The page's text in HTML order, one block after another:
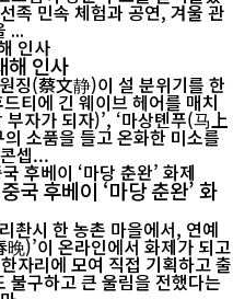
...
해 인사
징(蔡文静)이 설 분위기를 한
티에 긴 웨이브 헤어를 매치
자가 되자)’, ‘마상톈푸(马上
소품을 들고 온화한 미소를
셉...
후베이 ‘마당 춘완’ 화
촨시 한 농촌 마을에서, 연예
)’이 온라인에서 화제가 되고
자리에 모여 직접 기획하고 출
불구하고 큰 울림을 전했다는